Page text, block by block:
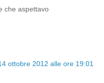
che aspettavo
ottobre 2012 alle ore 19:01